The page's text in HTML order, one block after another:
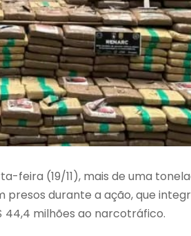
feira (19/11), mais de uma
durante a ação, que
44,4 milhões ao narcotráfico.